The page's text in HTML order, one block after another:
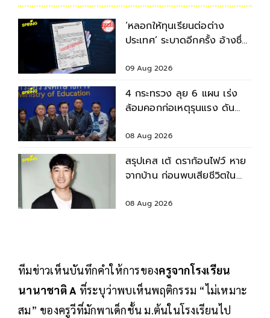
‘หลอกให้ทุนเรียนต่อต่าง
ประเทศ’ ระบาดอีกครั้ง อ้างชื่อ
ล็กเมล
09 Aug 2026
4 กระทรวง ลุย 6 แผน เร่ง
ล้อมคอกก่อเหตุรุนแรง ดัน
ศึกษา
08 Aug 2026
สรุปเคส เต้ ดราก้อนไฟว์ หาย
จากบ้าน ก่อนพบเสียชีวิตใน
08 Aug 2026
ทีมข่าวเห็นบันทึกคำให้การของครูจากโรงเรียน
นานาชาติ A ที่ระบุว่าพบเห็นพฤติกรรม “ไม่เหมาะ
สม” ของครูวีที่มักพาเด็กชั้น ม.ต้นในโรงเรียนไป